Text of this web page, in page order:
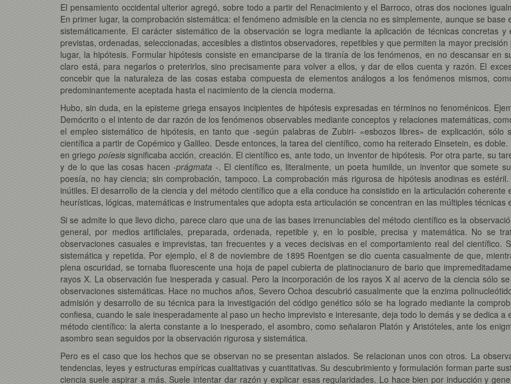
El pensamiento occidental ulterior agregó, sobre todo a partir del Renacimiento y el Barroco, otras dos nociones
En primer lugar, la comprobación sistemática: el fenómeno admisible en la ciencia no es simplemente, aunque se
sistemáticamente. El carácter sistemático de la observación se logra mediante la aplicación de técnicas concretas
previstas, ordenadas, seleccionadas, accesibles a distintos observadores, repetibles y que permiten la mayor
lugar, la hipótesis. Formular hipótesis consiste en emanciparse de la tiranía de los fenómenos, en no descansar en
claro está, para negarlos o preterirlos, sino precisamente para volver a ellos, y dar de ellos cuenta y razón. El
concebir que la naturaleza de las cosas estaba compuesta de elementos análogos a los fenómenos mismos,
predominantemente aceptada hasta el nacimiento de la ciencia moderna.
Hubo, sin duda, en la episteme griega ensayos incipientes de hipótesis expresadas en términos no fenoménicos.
Demócrito o el intento de dar razón de los fenómenos observables mediante conceptos y relaciones matemáticas,
el empleo sistemático de hipótesis, en tanto que -según palabras de Zubiri- «esbozos libres» de explicación, sólo
científica a partir de Copémico y Galileo. Desde entonces, la tarea del científico, como ha reiterado Einsetein, es
en griego poíesissignificaba acción, creación. El científico es, ante todo, un inventor de hipótesis. Por otra parte, su
y de lo que las cosas hacen -prágmata -. El científico es, literalmente, un poeta humilde, un inventor que somete
poesía, no hay ciencia; sin comprobación, tampoco. La comprobación más rigurosa de hipótesis anodinas es
inútiles. El desarrollo de la ciencia y del método científico que a ella conduce ha consistido en la articulación
heurísticas, lógicas, matemáticas e instrumentales que adopta esta articulación se concentran en las múltiples técnicas
Si se admite lo que llevo dicho, parece claro que una de las bases irrenunciables del método científico es la
general, por medios artificiales, preparada, ordenada, repetible y, en lo posible, precisa y matemática. No se
observaciones casuales e imprevistas, tan frecuentes y a veces decisivas en el comportamiento real del científico.
sistemática y repetida. Por ejemplo, el 8 de noviembre de 1895 Roentgen se dio cuenta casualmente de que,
plena oscuridad, se tornaba fluorescente una hoja de papel cubierta de platinocianuro de bario que
rayos X. La observación fue inesperada y casual. Pero la incorporación de los rayos X al acervo de la ciencia sólo
observaciones sistemáticas. Hace no muchos años, Severo Ochoa descubrió casualmente que la enzima
admisión y desarrollo de su técnica para la investigación del código genético sólo se ha logrado mediante la
confiesa, cuando le sale inesperadamente al paso un hecho imprevisto e interesante, deja todo lo demás y se dedica
método científico: la alerta constante a lo inesperado, el asombro, como señalaron Platón y Aristóteles, ante los
asombro sean seguidos por la observación rigurosa y sistemática.
Pero es el caso que los hechos que se observan no se presentan aislados. Se relacionan unos con otros. La
tendencias, leyes y estructuras empíricas cualitativas y cuantitativas. Su descubrimiento y formulación forman parte
ciencia suele aspirar a más. Suele intentar dar razón y explicar esas regularidades. Lo hace bien por inducción y